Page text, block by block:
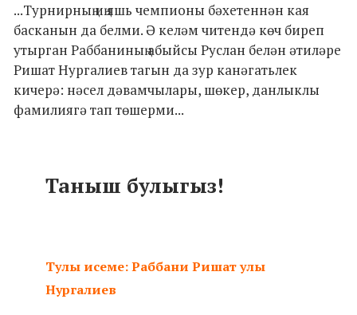
...Турнирның иң яшь чемпионы бәхетеннән кая
басканын да белми. Ә келәм читендә көч биреп
утырган Раббаниның абыйсы Руслан белән әтиләре
Ришат Нургалиев тагын да зур канәгатьлек
кичерә: нәсел дәвамчылары, шөкер, данлыклы
фамилиягә тап төшерми...
Таныш булыгыз!
Тулы исеме: Раббани Ришат улы
Нургалиев